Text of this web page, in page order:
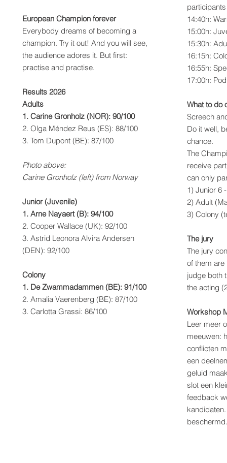
European Champion forever
Everybody dreams of becoming a
champion. Try it out! And you will see,
the audience adores it. But first:
practise and practise.
Results 2026
Adults
1. Carine Gronholz (NOR): 90/100
2. Olga Méndez Reus (ES): 88/100
3. Tom Dupont (BE): 87/100
Photo above:
Carine Gronholz (left) from Norway
Junior (Juvenile)
1. Arne Nayaert (B): 94/100
2. Cooper Wallace (UK): 92/100
3. Astrid Leonora Alvira Andersen
(DEN): 92/100
Colony
1. De Zwammadammen (BE): 91/100
2. Amalia Vaerenberg (BE): 87/100
3. Carlotta Grassi: 86/100
participants
14:40h:
15:00h:
15:30h:
16:15h:
16:55h:
17:00h:
What to do
Screech
Do it well,
chance.
The
receive
can only
1) Junior 6
2) Adult
3) Colony
The jury
The jury
of them are
judge both
the acting
Workshop
Leer meer
meeuwen:
conflicten
een
geluid
slot een
feedback
beschermd.